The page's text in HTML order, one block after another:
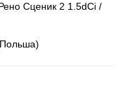
Сценик 2 1.5dCi /